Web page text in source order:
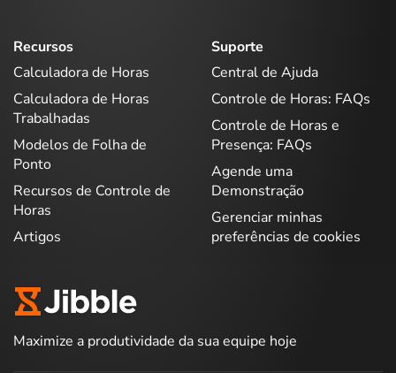
Recursos
Calculadora de Horas
Calculadora de Horas
Trabalhadas
Modelos de Folha de
Ponto
Recursos de Controle de
Horas
Artigos
Suporte
Central de Ajuda
Controle de Horas: FAQs
Controle de Horas e
Presença: FAQs
Agende uma
Demonstração
Gerenciar minhas
preferências de cookies
Maximize a produtividade da sua equipe hoje